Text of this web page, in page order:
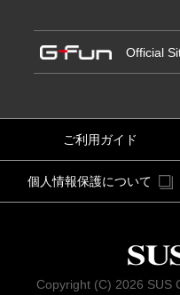
Official
Copyright (C) 2026 SUS
ご利用ガイド
個人情報保護について